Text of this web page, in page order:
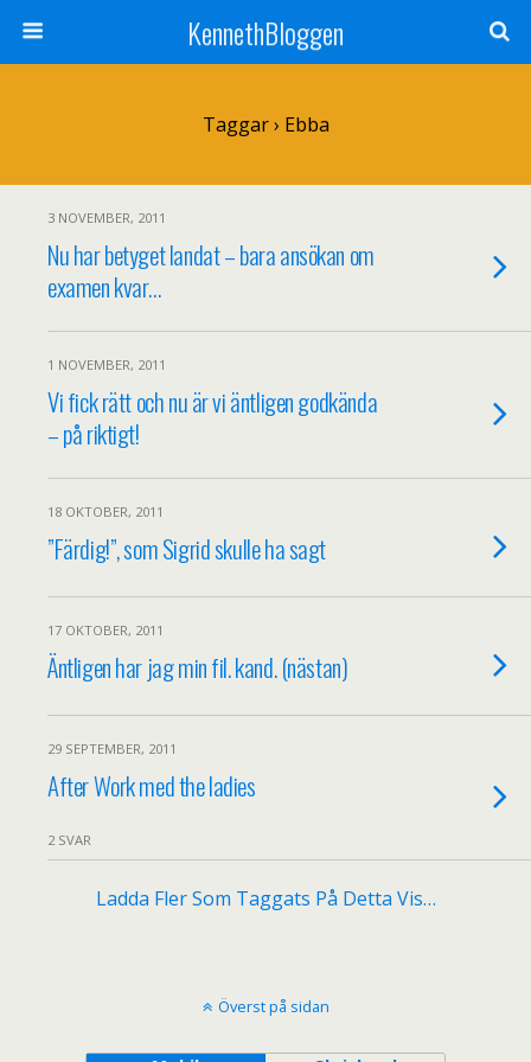
KennethBloggen
Taggar › Ebba
3 NOVEMBER, 2011
Nu har betyget landat – bara ansökan om
examen kvar…
1 NOVEMBER, 2011
Vi fick rätt och nu är vi äntligen godkända
– på riktigt!
18 OKTOBER, 2011
”Färdig!”, som Sigrid skulle ha sagt
17 OKTOBER, 2011
Äntligen har jag min fil. kand. (nästan)
29 SEPTEMBER, 2011
After Work med the ladies
2 SVAR
Ladda Fler Som Taggats På Detta Vis…
Överst på sidan